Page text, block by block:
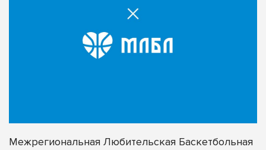
Межрегиональная Любительская Баскетбольная